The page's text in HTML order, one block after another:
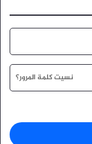
نسيت كلمة المرور؟